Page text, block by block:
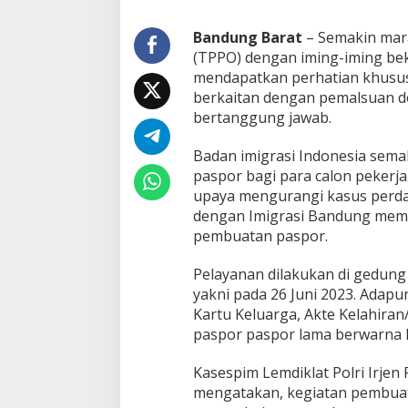
b
u
a
t
P
a
s
o
r
Bandung Barat – Semakin
(TPPO) dengan iming-iming
mendapatkan perhatian
berkaitan dengan pemalsuan
bertanggung jawab.
Badan imigrasi Indonesia
paspor bagi para calon
upaya mengurangi kasus
dengan Imigrasi Bandung
pembuatan paspor.
Pelayanan dilakukan di
yakni pada 26 Juni 2023.
Kartu Keluarga, Akte
paspor paspor lama berwarna
Kasespim Lemdiklat Polri Irjen
mengatakan, kegiatan